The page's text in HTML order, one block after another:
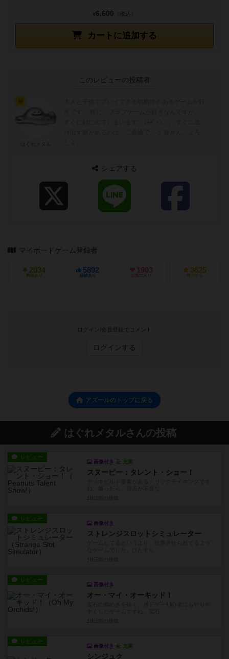
カートに追加する
¥6,600 （税込）
このレビューの投稿者
シェアする
マイボードゲーム登録者
2034
興味あり
5892
経験あり
1903
お気に入り
3625
持ってる
ログイン/会員登録でコメント
ログインする
アズールのトップに戻る
はぐれメタルさんの投稿
レビュー
画像付き 充実
スヌーピー：タレント・ショー！
レビュー
画像付き
ストレンジスロットシミュレーター
レビュー
画像付き
オー・マイ・オーキッド！
レビュー
画像付き 充実
シンジュク